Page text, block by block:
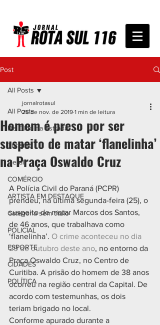
Post
All Posts
De Olho na Estrada
Turismo
Geral
COMÉRCIO
ARTISTA EM DESTAQUE
Categoria sem título
POLICIAL
ESPORTE
CIDADES
POLÍTICA
All Posts
Homem é preso por ser
suspeito de matar ‘flanelinha’
na Praça Oswaldo Cruz
jornalrotasul
26 de nov. de 2019 1 min de leitura
A Polícia Civil do Paraná (PCPR)
prendeu, na última segunda-feira (25), o
suspeito de matar Marcos dos Santos,
de 46 anos, que trabalhava como
‘flanelinha’. O crime aconteceu no dia
29 de outubro deste ano, no entorno da
Praça Oswaldo Cruz, no Centro de
Curitiba. A prisão do homem de 38 anos
ocorreu na região central da Capital. De
acordo com testemunhas, os dois
teriam brigado no local.
Conforme apurado durante a